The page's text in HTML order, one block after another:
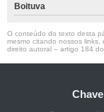
Boituva
O conteúdo do texto desta
mesmo citando nossos links,
direito autoral – artigo 184